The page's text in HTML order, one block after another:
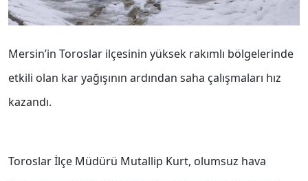
Mersin’in Toroslar ilçesinin yüksek rakımlı bölgelerinde
etkili olan kar yağışının ardından saha çalışmaları hız
kazandı.
Toroslar İlçe Müdürü Mutallip Kurt, olumsuz hava